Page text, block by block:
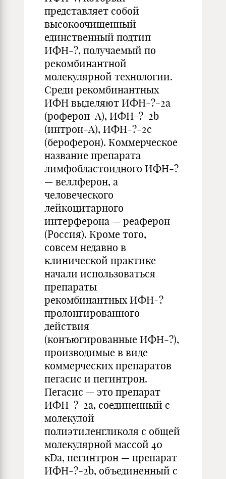
представляет собой
высокоочищенный
единственный подтип
ИФН-?, получаемый по
рекомбинантной
молекулярной технологии.
Среди рекомбинантных
ИФН выделяют ИФН-?-2а
(роферон-А), ИФН-?-2b
(интрон-А), ИФН-?-2с
(бероферон). Коммерческое
название препарата
лимфобластоидного ИФН-?
— веллферон, а
человеческого
лейкоцитарного
интерферона — реаферон
(Россия). Кроме того,
совсем недавно в
клинической практике
начали использоваться
препараты
рекомбинантных ИФН-?
пролонгированного
действия
(конъюгированные ИФН-?),
производимые в виде
коммерческих препаратов
пегасис и пегинтрон.
Пегасис — это препарат
ИФН-?-2а, соединенный с
молекулой
полиэтиленгликоля с общей
молекулярной массой 40
кDa, пегинтрон — препарат
ИФН-?-2b, объединенный с